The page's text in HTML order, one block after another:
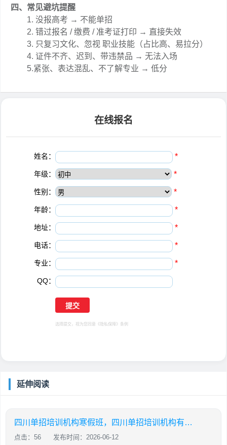
四、常见避坑提醒
1. 没报高考 → 不能单招
2. 错过报名 / 缴费 / 准考证打印 → 直接失效
3. 只复习文化、忽视 职业技能（占比高、易拉分）
4. 证件不齐、迟到、带违禁品 → 无法入场
5.紧张、表达混乱、不了解专业 → 低分
在线报名
姓名： *
年级： *
性别： *
年龄： *
地址： *
电话： *
专业： *
QQ：
选择提交，视为您同意 《隐私保障》 条例
延伸阅读
四川单招培训机构寒假班，四川单招培训机构有哪些
点击：56 发布时间：2026-06-12